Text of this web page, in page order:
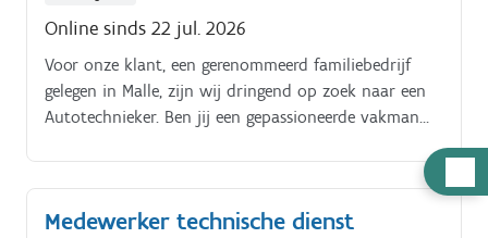
Online sinds 22 jul. 2026
Voor onze klant, een gerenommeerd familiebedrijf
gelegen in Malle, zijn wij dringend op zoek naar een
Autotechnieker. Ben jij een gepassioneerde vakman
Medewerker technische dienst